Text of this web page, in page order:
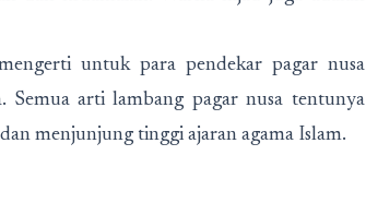
untuk para pendekar pagar nusa
Semua arti lambang pagar nusa tentunya
menjunjung tinggi ajaran agama Islam.